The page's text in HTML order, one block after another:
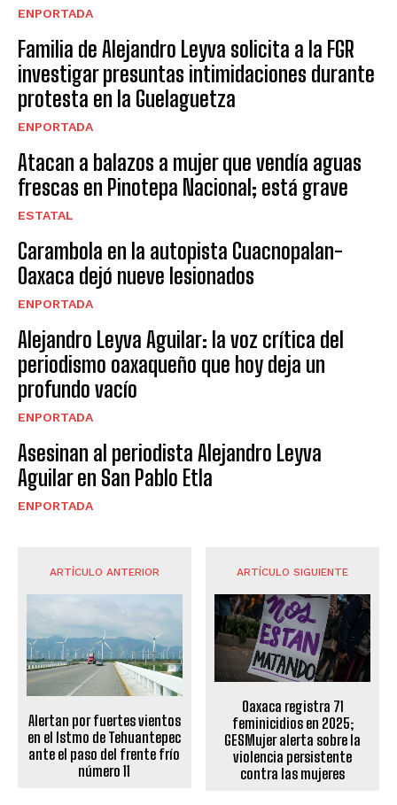
ENPORTADA
Familia de Alejandro Leyva solicita a la FGR
investigar presuntas intimidaciones durante
protesta en la Guelaguetza
ENPORTADA
Atacan a balazos a mujer que vendía aguas
frescas en Pinotepa Nacional; está grave
ESTATAL
Carambola en la autopista Cuacnopalan-
Oaxaca dejó nueve lesionados
ENPORTADA
Alejandro Leyva Aguilar: la voz crítica del
periodismo oaxaqueño que hoy deja un
profundo vacío
ENPORTADA
Asesinan al periodista Alejandro Leyva
Aguilar en San Pablo Etla
ENPORTADA
ARTÍCULO ANTERIOR
Alertan por fuertes vientos
en el Istmo de Tehuantepec
ante el paso del frente frío
número 11
ARTÍCULO SIGUIENTE
Oaxaca registra 71
feminicidios en 2025;
GESMujer alerta sobre la
violencia persistente
contra las mujeres